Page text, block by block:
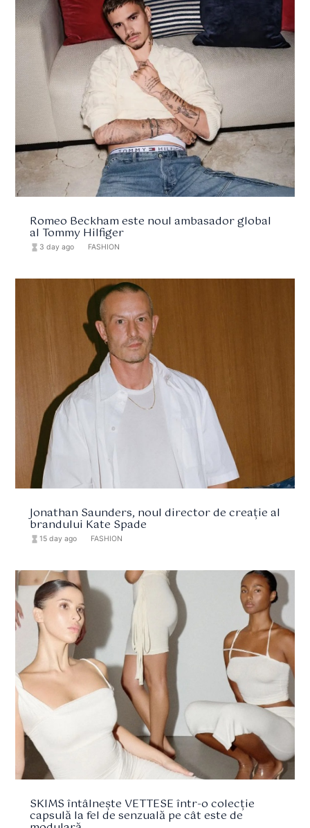
Romeo Beckham este noul ambasador global
al Tommy Hilfiger
hourglass_full 3 day ago FASHION
Jonathan Saunders, noul director de creație al
brandului Kate Spade
hourglass_full 15 day ago FASHION
SKIMS întâlnește VETTESE într-o colecție
capsulă la fel de senzuală pe cât este de